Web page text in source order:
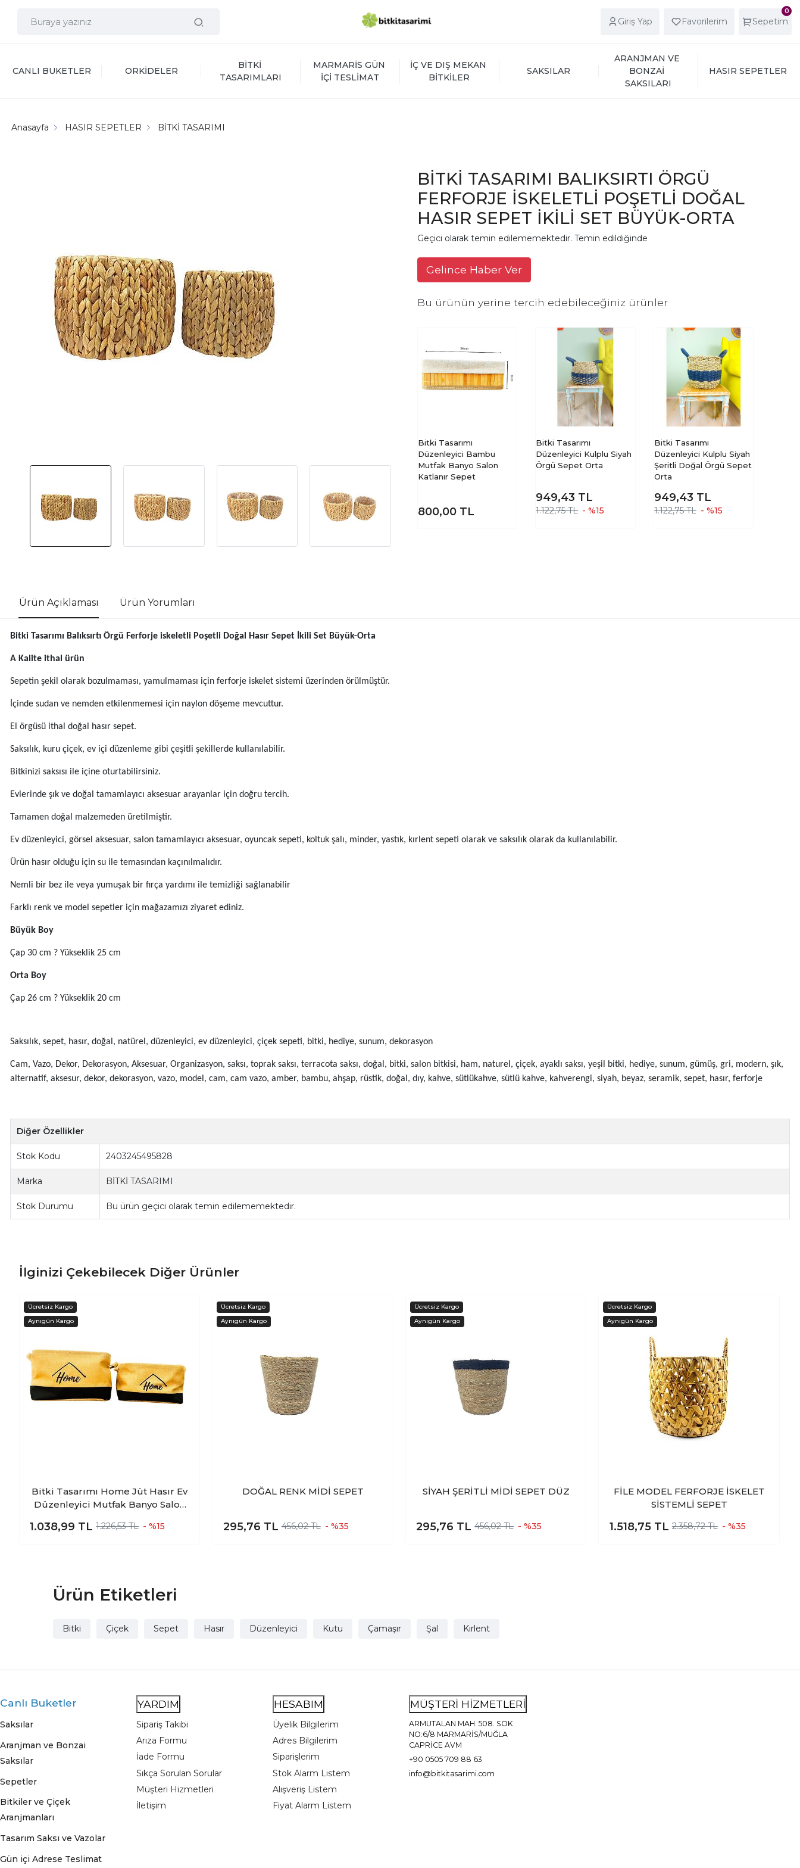
Giriş Yap Favorilerim
0
Sepetim
CANLI BUKETLER ORKİDELER
BİTKİ
TASARIMLARI
MARMARİS GÜN
İÇİ TESLİMAT
İÇ VE DIŞ MEKAN
BİTKİLER
SAKSILAR
ARANJMAN VE
BONZAİ
SAKSILARI
HASIR SEPETLER
Anasayfa HASIR SEPETLER BİTKİ TASARIMI
BİTKİ TASARIMI BALIKSIRTI ÖRGÜ
FERFORJE İSKELETLİ POŞETLİ DOĞAL
HASIR SEPET İKİLİ SET BÜYÜK-ORTA
Geçici olarak temin edilememektedir. Temin edildiğinde
Gelince Haber Ver
Bu ürünün yerine tercih edebileceğiniz ürünler
Bitki Tasarımı
Düzenleyici Bambu
Mutfak Banyo Salon
Katlanır Sepet
800,00 TL
Bitki Tasarımı
Düzenleyici Kulplu Siyah
Örgü Sepet Orta
949,43 TL
1.122,75 TL - %15
Bitki Tasarımı
Düzenleyici Kulplu Siyah
Şeritli Doğal Örgü Sepet
Orta
949,43 TL
1.122,75 TL - %15
Ürün Açıklaması Ürün Yorumları
Bitki Tasarımı Balıksırtı Örgü Ferforje iskeletli Poşetli Doğal Hasır Sepet İkili Set Büyük-Orta
A Kalite ithal ürün
Sepetin şekil olarak bozulmaması, yamulmaması için ferforje iskelet sistemi üzerinden örülmüştür.
İçinde sudan ve nemden etkilenmemesi için naylon döşeme mevcuttur.
El örgüsü ithal doğal hasır sepet.
Saksılık, kuru çiçek, ev içi düzenleme gibi çeşitli şekillerde kullanılabilir.
Bitkinizi saksısı ile içine oturtabilirsiniz.
Evlerinde şık ve doğal tamamlayıcı aksesuar arayanlar için doğru tercih.
Tamamen doğal malzemeden üretilmiştir.
Ev düzenleyici, görsel aksesuar, salon tamamlayıcı aksesuar, oyuncak sepeti, koltuk şalı, minder, yastık, kırlent sepeti olarak ve saksılık olarak da kullanılabilir.
Ürün hasır olduğu için su ile temasından kaçınılmalıdır.
Nemli bir bez ile veya yumuşak bir fırça yardımı ile temizliği sağlanabilir
Farklı renk ve model sepetler için mağazamızı ziyaret ediniz.
Büyük Boy
Çap 30 cm ? Yükseklik 25 cm
Orta Boy
Çap 26 cm ? Yükseklik 20 cm
Saksılık, sepet, hasır, doğal, natürel, düzenleyici, ev düzenleyici, çiçek sepeti, bitki, hediye, sunum, dekorasyon
Cam, Vazo, Dekor, Dekorasyon, Aksesuar, Organizasyon, saksı, toprak saksı, terracota saksı, doğal, bitki, salon bitkisi, ham, naturel, çiçek, ayaklı saksı, yeşil bitki, hediye, sunum, gümüş, gri, modern, şık,
alternatif, aksesur, dekor, dekorasyon, vazo, model, cam, cam vazo, amber, bambu, ahşap, rüstik, doğal, dıy, kahve, sütlükahve, sütlü kahve, kahverengi, siyah, beyaz, seramik, sepet, hasır, ferforje
Diğer Özellikler
Stok Kodu 2403245495828
Marka BİTKİ TASARIMI
Stok Durumu Bu ürün geçici olarak temin edilememektedir.
İlginizi Çekebilecek Diğer Ürünler
Bitki Tasarımı Home Jüt Hasır Ev
Düzenleyici Mutfak Banyo Salon
Set O-K
1.038,99 TL 1.226,53 TL - %15
DOĞAL RENK MİDİ SEPET
295,76 TL 456,02 TL - %35
SİYAH ŞERİTLİ MİDİ SEPET DÜZ
295,76 TL 456,02 TL - %35
FİLE MODEL FERFORJE İSKELET
SİSTEMLİ SEPET
1.518,75 TL 2.358,72 TL - %35
Ürün Etiketleri
Bitki Çiçek Sepet Hasır Düzenleyici Kutu Çamaşır Şal Kırlent
Canlı Buketler
Saksılar
Aranjman ve Bonzai
Saksılar
Sepetler
Bitkiler ve Çiçek
Aranjmanları
Tasarım Saksı ve Vazolar
Gün içi Adrese Teslimat
YARDIM
Sipariş Takibi
Arıza Formu
İade Formu
Sıkça Sorulan Sorular
Müşteri Hizmetleri
İletişim
HESABIM
Üyelik Bilgilerim
Adres Bilgilerim
Siparişlerim
Stok Alarm Listem
Alışveriş Listem
Fiyat Alarm Listem
MÜŞTERİ HİZMETLERİ
ARMUTALAN MAH. 508. SOK
NO:6/8 MARMARİS/MUĞLA
CAPRİCE AVM
+90 0505 709 88 63
info@bitkitasarimi.com